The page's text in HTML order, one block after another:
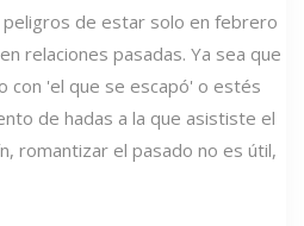
de estar solo en febrero
relaciones pasadas. Ya sea que
con 'el que se escapó' o estés
de hadas a la que asististe el
romantizar el pasado no es útil,